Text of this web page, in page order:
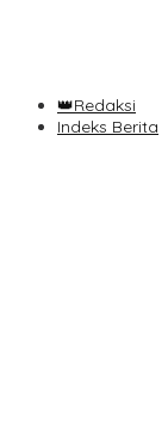
👑Redaksi
Indeks Berita